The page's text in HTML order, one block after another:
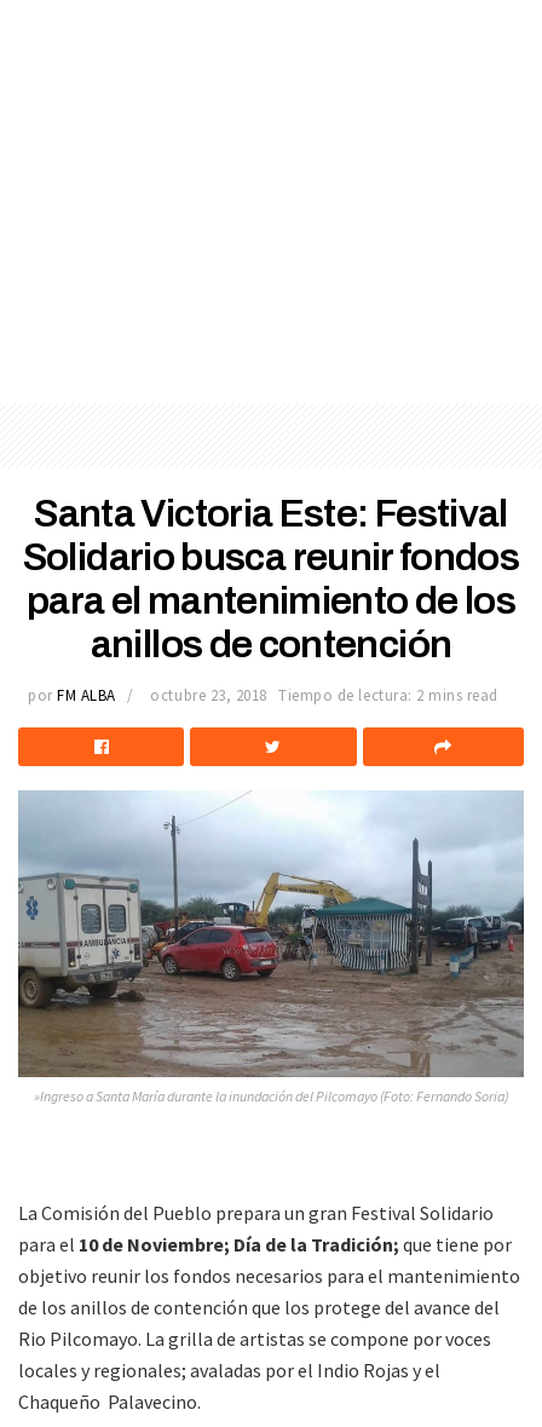
Santa Victoria Este: Festival
Solidario busca reunir fondos
para el mantenimiento de los
anillos de contención
por FM ALBA octubre 23, 2018 Tiempo de lectura: 2 mins read
»Ingreso a Santa María durante la inundación del Pilcomayo (Foto: Fernando Soria)
La Comisión del Pueblo prepara un gran Festival Solidario
para el 10 de Noviembre; Día de la Tradición; que tiene por
objetivo reunir los fondos necesarios para el mantenimiento
de los anillos de contención que los protege del avance del
Rio Pilcomayo. La grilla de artistas se compone por voces
locales y regionales; avaladas por el Indio Rojas y el
Chaqueño Palavecino.